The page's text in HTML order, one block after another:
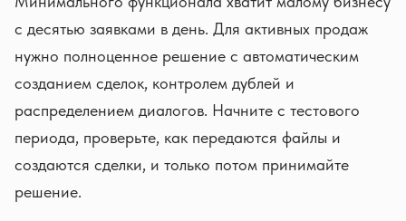
с десятью заявками в день. Для активных продаж
нужно полноценное решение с автоматическим
созданием сделок, контролем дублей и
распределением диалогов. Начните с тестового
периода, проверьте, как передаются файлы и
создаются сделки, и только потом принимайте
решение.